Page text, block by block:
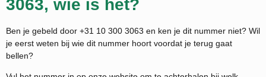
3063, wie is het?
Ben je gebeld door +31 10 300 3063 en ken je dit nummer niet? Wil
je eerst weten bij wie dit nummer hoort voordat je terug gaat
bellen?